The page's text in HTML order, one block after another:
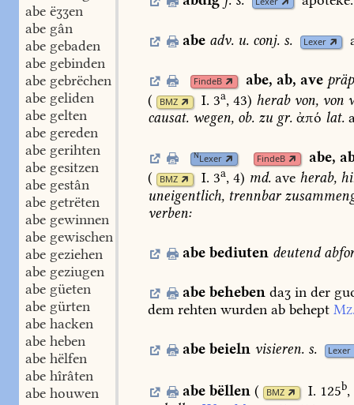
abe ëʒʒen
abe gân
abe gebaden
abe gebinden
abe gebrëchen
abe geliden
abe gelten
abe gereden
abe gerihten
abe gesitzen
abe gestân
abe getrëten
abe gewinnen
abe gewischen
abe geziehen
abe geziugen
abe güeten
abe gürten
abe hacken
abe heben
abe hëlfen
abe hîrâten
abe houwen
abe adv. u. conj. s. Lexer
FindeB abe, ab, ave
(
BMZ I. 3a, 43) herabvon, von
causat. wegen, ob. zu gr. ἀπό lat.
NLexer FindeB abe,
(
BMZ I. 3a, 4) md. ave herab,
uneigentlich, trennbar
verben:
abebediuten deutend
abebeheben daʒinder
dem rehten wurden ab behept
abebeieln visieren. s. Lexer
abebëllen ( BMZ I. 125b,